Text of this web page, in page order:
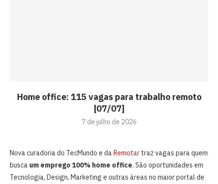
Home office: 115 vagas para trabalho remoto
[07/07]
7 de julho de 2026
Nova curadoria do TecMundo e daRemotar traz vagas para quem
busca um emprego 100% home office. São oportunidades em
Tecnologia, Design, Marketing e outras áreas no maior portal de